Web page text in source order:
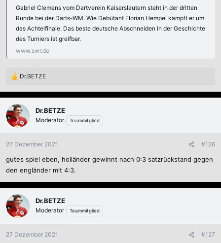
Gabriel Clemens vom Dartverein Kaiserslautern steht in der dritten
Runde bei der Darts-WM. Wie Debütant Florian Hempel kämpft er um
das Achtelfinale. Das beste deutsche Abschneiden in der Geschichte
des Turniers ist greifbar.
www.swr.de
R
a
k
t
i
o
n
n
:
Dr.BETZE
Dr.BETZE
Moderator Teammitglied
27 Dezember 2021 #126
gutes spiel eben, holländer gewinnt nach 0:3 satzrückstand gegen
den engländer mit 4:3.
Dr.BETZE
Moderator Teammitglied
27 Dezember 2021 #127